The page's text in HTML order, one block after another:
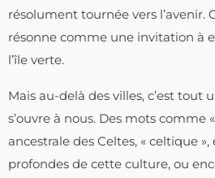
résolument tournée vers l’avenir.
résonne comme une invitation à
l’île verte.
Mais au-delà des villes, c’est tout
s’ouvre à nous. Des mots comme
ancestrale des Celtes, « celtique
profondes de cette culture, ou